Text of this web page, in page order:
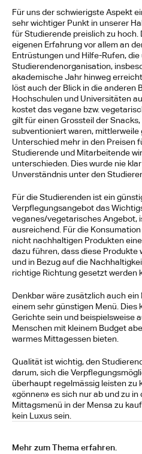
Für uns der schwierigste Aspekt
sehr wichtiger Punkt in unserer
für Studierende preislich zu hoch.
eigenen Erfahrung vor allem an
Entrüstungen und Hilfe-Rufen, die
Studierendenorganisation,
akademische Jahr hinweg
löst auch der Blick in die anderen
Hochschulen und Universitäten
kostet das vegane bzw.
gilt für einen Grossteil der
subventioniert waren, mittlerweile
Unterschied mehr in den Preisen
Studierende und Mitarbeitende
unterschieden. Dies wurde nie
Unverständnis unter den
Für die Studierenden ist ein
Verpflegungsangebot das
veganes/vegetarisches Angebot,
ausreichend. Für die
nicht nachhaltigen Produkten
dazu führen, dass diese Produkte
und in Bezug auf die
richtige Richtung gesetzt werden
Denkbar wäre zusätzlich auch
einem sehr günstigen Menü. Dies
Gerichte sein und beispielsweise
Menschen mit kleinem Budget
warmes Mittagessen bieten.
Qualität ist wichtig, den
darum, sich die
überhaupt regelmässig leisten zu
«gönnen» es sich nur ab und zu in
Mittagsmenü in der Mensa zu
kein Luxus sein.
Mehr zum Thema erfahren.